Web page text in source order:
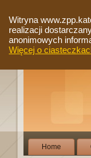
Home
Witryna
realizacji
anonimowych
Więcej o